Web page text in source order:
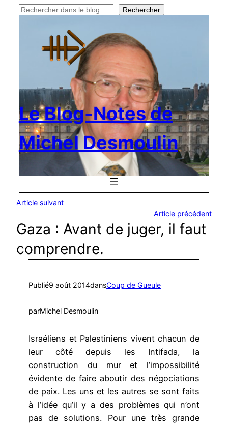
Rechercher Rechercher
Le Blog-Notes de
Michel Desmoulin
Article suivant
Article précédent
Gaza : Avant de juger, il faut
comprendre.
Publié9 août 2014dansCoup de Gueule
parMichel Desmoulin
Israéliens et Palestiniens vivent chacun de
leur côté depuis les Intifada, la
construction du mur et l’impossibilité
évidente de faire aboutir des négociations
de paix. Les uns et les autres se sont faits
à l’idée qu’il y a des problèmes qui n’ont
pas de solutions. Pour une très grande